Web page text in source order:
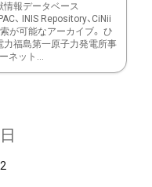
情報データベース
、 INIS Repository、CiNii
が可能なアーカイブ。 ひ
力福島第一原子力発電所事
ネット...